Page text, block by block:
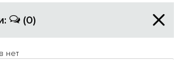
(0)
нет